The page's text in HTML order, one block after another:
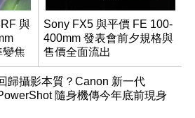
與
變焦
Sony FX5 與平價 FE 100-
400mm 發表會前夕規格與
售價全面流出
歸攝影本質？Canon 新一代
隨身機傳今年底前現身